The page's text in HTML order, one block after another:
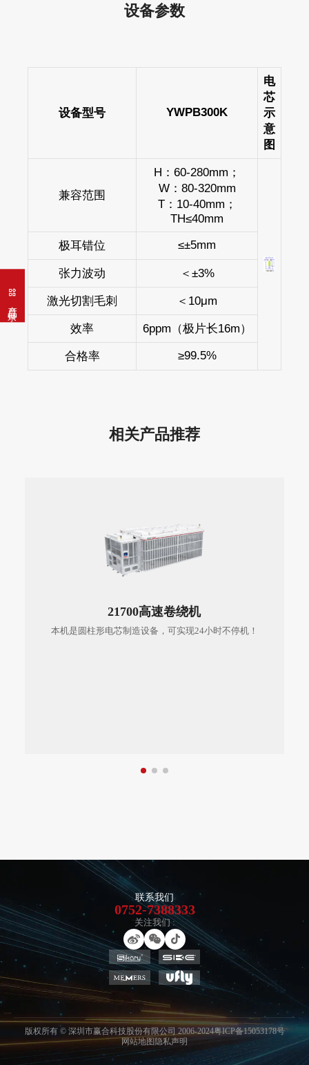
设备参数
设备型号 YWPB300K
电
芯
示
意
图
兼容范围
H：60-280mm；
W：80-320mm
T：10-40mm；
TH≤40mm
极耳错位 ≤±5mm
张力波动 ＜±3%
激光切割毛刺 ＜10μm
效率 6ppm（极片长16m）
合格率 ≥99.5%
相关产品推荐
21700高速卷绕机
本机是圆柱形电芯制造设备，可实现24小时不停机！
联系我们
0752-7388333
关注我们 :
版权所有 © 深圳市赢合科技股份有限公司 2006-2024粤ICP备15053178号
网站地图隐私声明